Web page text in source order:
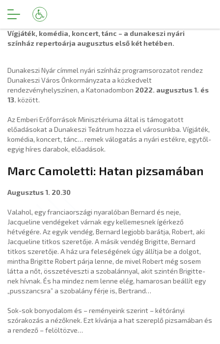
Vígjáték, komédia, koncert, tánc – a dunakeszi nyári
színház repertoárja augusztus első két hetében.
Dunakeszi Nyár címmel nyári színház programsorozatot rendez
Dunakeszi Város Önkormányzata a közkedvelt
rendezvényhelyszínen, a Katonadombon 2022. augusztus 1. és
13. között.
Az Emberi Erőforrások Minisztériuma által is támogatott
előadásokat a Dunakeszi Teátrum hozza el városunkba. Vígjáték,
komédia, koncert, tánc… remek válogatás a nyári estékre, egytől-
egyig híres darabok, előadások.
Marc Camoletti: Hatan pizsamában
Augusztus 1. 20.30
Valahol, egy franciaországi nyaralóban Bernard és neje,
Jacqueline vendégeket várnak egy kellemesnek ígérkező
hétvégére. Az egyik vendég, Bernard legjobb barátja, Robert, aki
Jacqueline titkos szeretője. A másik vendég Brigitte, Bernard
titkos szeretője. A ház ura feleségének úgy állítja be a dolgot,
mintha Brigitte Robert párja lenne, de mivel Robert még sosem
látta a nőt, összetéveszti a szobalánnyal, akit szintén Brigitte-
nek hívnak. És ha mindez nem lenne elég, hamarosan beállít egy
„pusszancsra” a szobalány férje is, Bertrand…
Sok-sok bonyodalom és – reményeink szerint – kétórányi
szórakozás a nézőknek. Ezt kívánja a hat szereplő pizsamában és
a rendező – felöltözve…